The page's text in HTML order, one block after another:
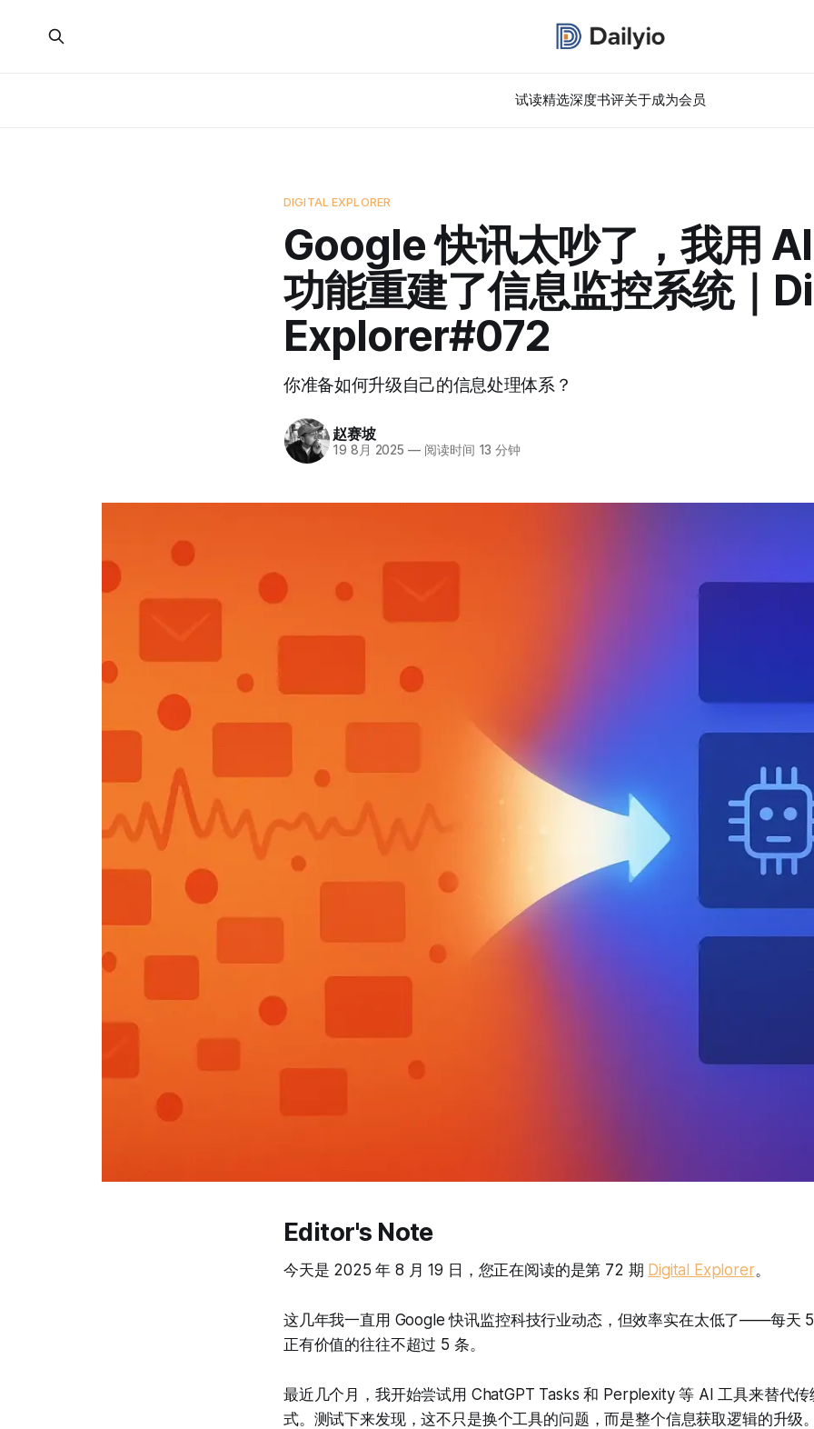
试读精选深度书评关于成为会员
DIGITAL EXPLORER
Google 快讯太吵了，我用
功能重建了信息监控系统｜
Explorer#072
你准备如何升级自己的信息处理体系？
赵赛坡
19 8月 2025 — 阅读时间 13 分钟
Editor's Note
今天是 2025 年 8 月 19 日，您正在阅读的是第 72 期 Digital Explorer。
这几年我一直用 Google 快讯监控科技行业动态，但效率实在太低了——每天
正有价值的往往不超过 5 条。
最近几个月，我开始尝试用 ChatGPT Tasks 和 Perplexity 等 AI 工具来替代
式。测试下来发现，这不只是换个工具的问题，而是整个信息获取逻辑的升级